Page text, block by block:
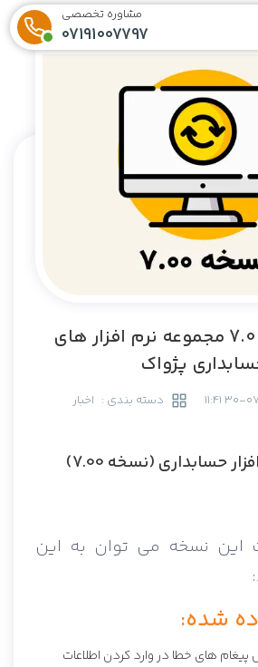
مشاوره تخصصی
07191007797
ارائه نسخه 7.00 مجموعه نرم افزار های
پژواک
دسته بندی : اخبار
نسخه جدید نرم افزار حسابداری (نسخه 7.00)
این نسخه می توان به این
شده:
پیغام های خطا در وارد کردن اطلاعات